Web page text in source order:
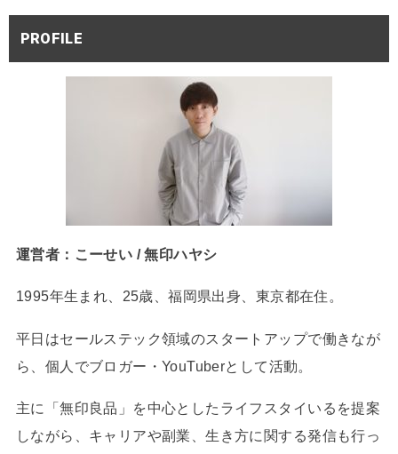
PROFILE
運営者：こーせい / 無印ハヤシ
1995年生まれ、25歳、福岡県出身、東京都在住。
平日はセールステック領域のスタートアップで働きなが
ら、個人でブロガー・YouTuberとして活動。
主に「無印良品」を中心としたライフスタイいるを提案
しながら、キャリアや副業、生き方に関する発信も行っ